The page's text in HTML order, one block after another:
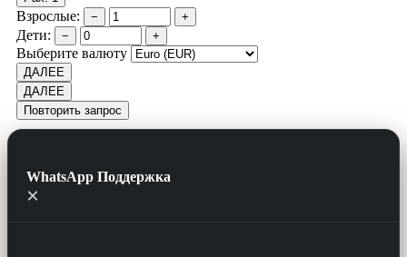
Взрослые: − +
Дети: − +
Выберите валюту
ДАЛЕЕ
ДАЛЕЕ
Повторить запрос
WhatsApp Поддержка
×